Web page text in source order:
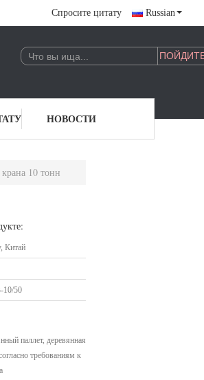
Спросите цитату Russian
НОВОСТИ
10 тонн
Китай
10/50
паллет, деревянная
требованиям к